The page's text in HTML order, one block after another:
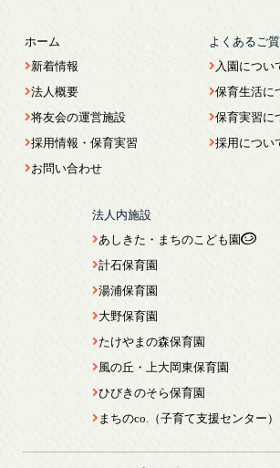
ホーム
新着情報
法人概要
将友会の運営施設
採用情報・保育実習
お問い合わせ
よくあるご
入園につい
保育生活に
保育実習に
採用につい
法人内施設
あしきた・まちのこども園
計石保育園
湯浦保育園
大野保育園
たけやまの森保育園
風の丘・上大岡東保育園
ひびきのそら保育園
まちのco.（子育て支援センター）